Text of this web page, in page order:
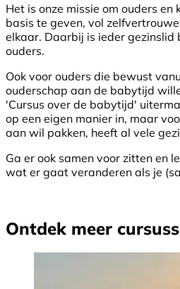
Het is onze missie om ouders en
basis te geven, vol
elkaar. Daarbij is ieder gezinslid
ouders.
Ook voor ouders die bewust
ouderschap aan de babytijd
'Cursus over de babytijd'
op een eigen manier in, maar
aan wil pakken, heeft al vele
Ga er ook samen voor zitten en
wat er gaat veranderen als je
Ontdek meer